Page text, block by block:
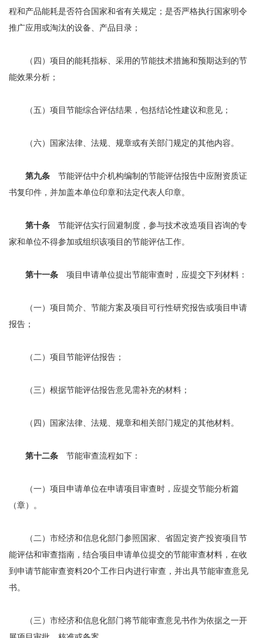
程和产品能耗是否符合国家和省有关规定；是否严格执行国家明令
推广应用或淘汰的设备、产品目录；
（四）项目的能耗指标、采用的节能技术措施和预期达到的节
能效果分析；
（五）项目节能综合评估结果，包括结论性建议和意见；
（六）国家法律、法规、规章或有关部门规定的其他内容。
第九条 节能评估中介机构编制的节能评估报告中应附资质证
书复印件，并加盖本单位印章和法定代表人印章。
第十条 节能评估实行回避制度，参与技术改造项目咨询的专
家和单位不得参加或组织该项目的节能评估工作。
第十一条 项目申请单位提出节能审查时，应提交下列材料：
（一）项目简介、节能方案及项目可行性研究报告或项目申请
报告；
（二）项目节能评估报告；
（三）根据节能评估报告意见需补充的材料；
（四）国家法律、法规、规章和相关部门规定的其他材料。
第十二条 节能审查流程如下：
（一）项目申请单位在申请项目审查时，应提交节能分析篇
（章）。
（二）市经济和信息化部门参照国家、省固定资产投资项目节
能评估和审查指南，结合项目申请单位提交的节能审查材料，在收
到申请节能审查资料20个工作日内进行审查，并出具节能审查意见
书。
（三）市经济和信息化部门将节能审查意见书作为依据之一开